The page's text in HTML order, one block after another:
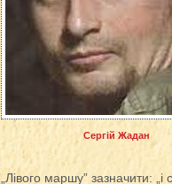
Сергій Жадан
„Лівого маршу” зазначити: